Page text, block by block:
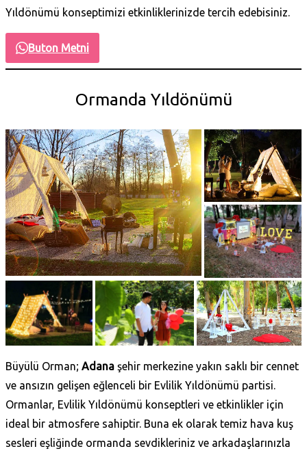
Yıldönümü konseptimizi etkinliklerinizde tercih edebisiniz.
Buton Metni
Ormanda Yıldönümü
Büyülü Orman; Adana şehir merkezine yakın saklı bir cennet
ve ansızın gelişen eğlenceli bir Evlilik Yıldönümü partisi.
Ormanlar, Evlilik Yıldönümü konseptleri ve etkinlikler için
ideal bir atmosfere sahiptir. Buna ek olarak temiz hava kuş
sesleri eşliğinde ormanda sevdikleriniz ve arkadaşlarınızla